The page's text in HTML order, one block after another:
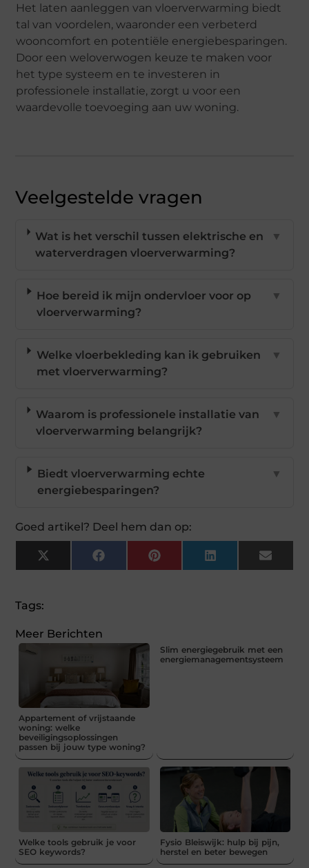
Het laten aanleggen van vloerverwarming biedt
tal van voordelen, waaronder een verbeterd
wooncomfort en potentiële energiebesparingen.
Door een weloverwogen keuze te maken voor
het type systeem en te investeren in
professionele installatie, zorgt u voor een
waardevolle toevoeging aan uw woning.
Veelgestelde vragen
Wat is het verschil tussen elektrische en
waterverdragen vloerverwarming?
▼
Hoe bereid ik mijn ondervloer voor op
vloerverwarming?
▼
Welke vloerbekleding kan ik gebruiken
met vloerverwarming?
▼
Waarom is professionele installatie van
vloerverwarming belangrijk?
▼
Biedt vloerverwarming echte
energiebesparingen?
▼
Goed artikel? Deel hem dan op:
X
(Twitter)
FacebookPinterestLinkedIn Email
Tags:
Meer Berichten
Appartement of vrijstaande
woning: welke
beveiligingsoplossingen
passen bij jouw type woning?
Slim energiegebruik met een
energiemanagementsysteem
Welke tools gebruik je voor
SEO keywords?
Fysio Bleiswijk: hulp bij pijn,
herstel en beter bewegen